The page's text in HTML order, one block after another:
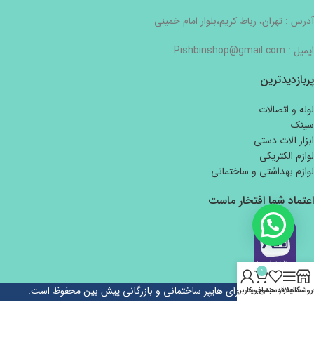
آدرس : تهران، رباط کریم،بلوار امام خمینی
ایمیل : Pishbinshop@gmail.com
پربازدیدترین
لوله و اتصالات
سینک
ابزار آلات دستی
لوازم الکتریکی
لوازم بهداشتی و ساختمانی
اعتماد شما افتخار ماست
تمام حقوق برای هایپر ساختمانی و بازرگانی پیش بین محفوظ است.سایدبار
علاقه مندی
0
سبد خرید
حساب کاربری من